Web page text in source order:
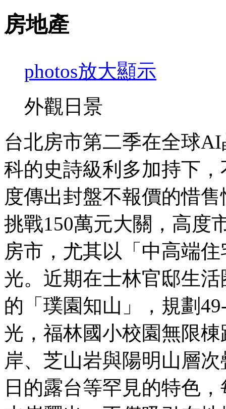
房地產
photos放大顯示
外觀日景
台北房市第二季在全球
科的史詩級利多加持下
度傳出封盤不報價的惜
挑戰150萬元大關，高度
房市，尤其以「中高端
光。近期在士林官邸生
的「璞園知山」，規劃
光，福林國小校園無限
岸、芝山岩與陽明山層
日的露台等罕見的特色